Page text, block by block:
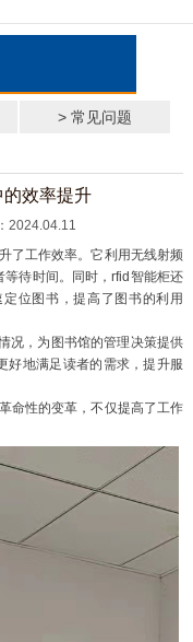
> 常见问题
效率提升
了工作效率。它利用无线射频
待时间。同时，rfid智能柜还
位图书，提高了图书的利用
况，为图书馆的管理决策提供
好地满足读者的需求，提升服
命性的变革，不仅提高了工作